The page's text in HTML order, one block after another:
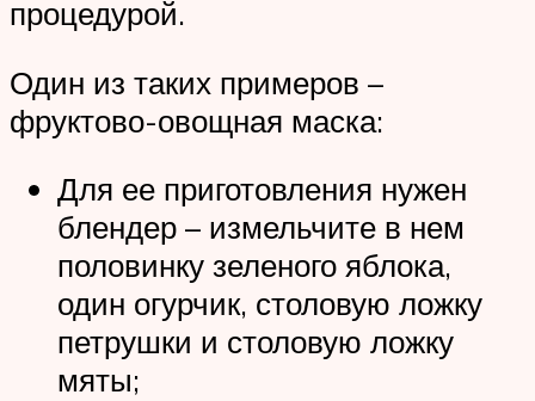
процедурой.
Один из таких примеров –
фруктово-овощная маска:
Для ее приготовления нужен
блендер – измельчите в нем
половинку зеленого яблока,
один огурчик, столовую ложку
петрушки и столовую ложку
мяты;